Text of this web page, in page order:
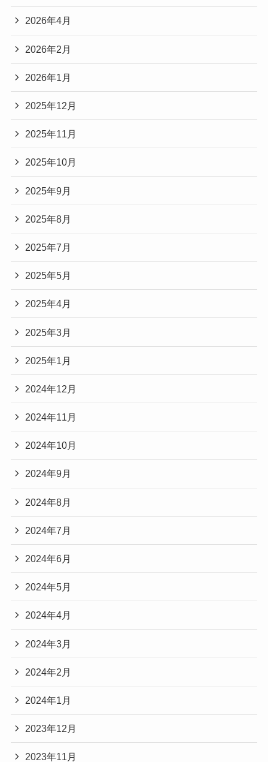
2026年4月
2026年2月
2026年1月
2025年12月
2025年11月
2025年10月
2025年9月
2025年8月
2025年7月
2025年5月
2025年4月
2025年3月
2025年1月
2024年12月
2024年11月
2024年10月
2024年9月
2024年8月
2024年7月
2024年6月
2024年5月
2024年4月
2024年3月
2024年2月
2024年1月
2023年12月
2023年11月